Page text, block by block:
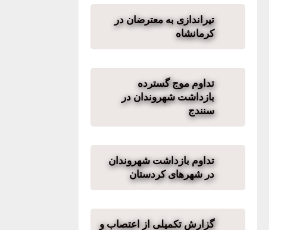
تیراندازی به معترضان در
کرمانشاه
تداوم موج گسترده
بازداشت شهروندان در
سنندج
تداوم بازداشت شهروندان
در شهرهای کردستان
گزارش تکمیلی از اعتصاب و